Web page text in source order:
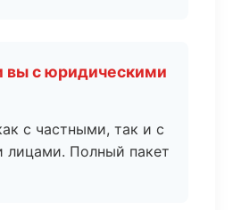
вы с юридическими
с частными, так и с
лицами. Полный пакет